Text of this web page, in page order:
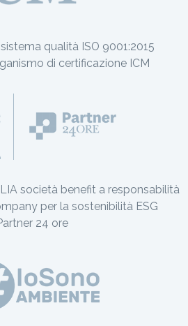
qualità ISO 9001:2015
di certificazione ICM
società benefit a responsabilità
per la sostenibilità ESG
24 ore